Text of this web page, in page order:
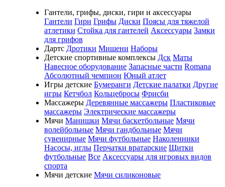
Гантели, грифы, диски, гири и аксессуары
Гантели Гири Грифы Диски Поясы для тяжелой
атлетики Стойка для гантелей Аксессуары Замки
для грифов
Дартс Дротики Мишени Наборы
Детские спортивные комплексы Дск Маты
Навесное оборудование Запасные части Romana
Абсолютный чемпион Юный атлет
Игры детские Бумеранги Детские палатки Другие
игры Кетчбол Кольцебросы Фрисби
Массажеры Деревянные массажеры Пластиковые
массажеры Электрические массажеры
Мячи Манишки Мячи баскетбольные Мячи
волейбольные Мячи гандбольные Мячи
сувенирные Мячи футбольные Наколенники
Насосы, иглы Перчатки вратарские Щитки
футбольные Все Аксессуары для игровых видов
спорта
Мячи детские Мячи силиконовые